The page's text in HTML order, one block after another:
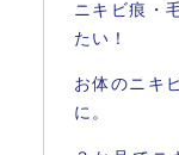
ニキビ痕・
たい！
お体のニキ
に。